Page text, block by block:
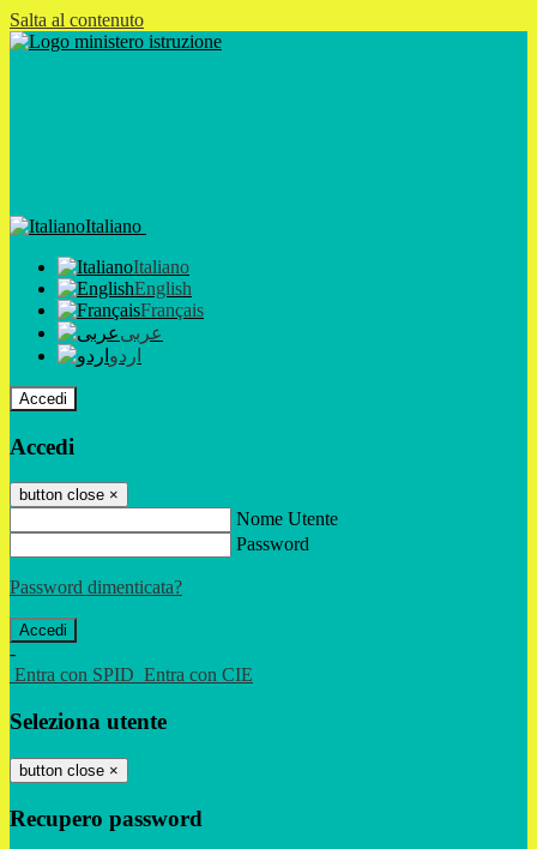
Salta al contenuto
Italiano
Italiano
English
Français
عربى
اردو
Accedi
Accedi
button close ×
Nome Utente
Password
Password dimenticata?
-
Entra con SPID Entra con CIE
Seleziona utente
button close ×
Recupero password